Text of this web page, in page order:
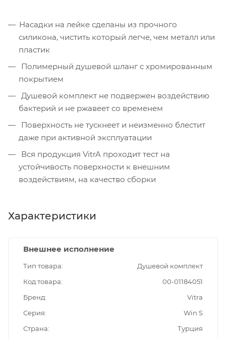
Насадки на лейке сделаны из прочного
силикона, чистить который легче, чем металл или
пластик
Полимерный душевой шланг с хромированным
покрытием
Душевой комплект не подвержен воздействию
бактерий и не ржавеет со временем
Поверхность не тускнеет и неизменно блестит
даже при активной эксплуатации
Вся продукция VitrA проходит тест на
устойчивость поверхности к внешним
воздействиям, на качество сборки
Характеристики
Внешнее исполнение
Тип товара
Душевой комплект
Код товара
00-01184051
Бренд
Vitra
Серия
Win S
Страна
Турция